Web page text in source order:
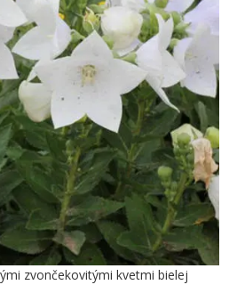
zvončekovitými kvetmi bielej